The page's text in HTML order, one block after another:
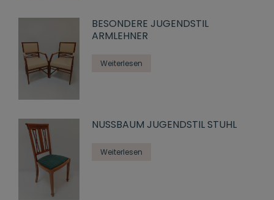
BESONDERE JUGENDSTIL
ARMLEHNER
Weiterlesen
NUSSBAUM JUGENDSTIL STUHL
Weiterlesen